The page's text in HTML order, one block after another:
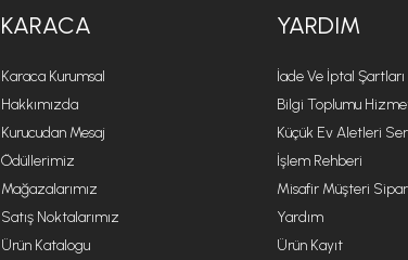
KARACA
Karaca Kurumsal
Hakkımızda
Kurucudan Mesaj
Ödüllerimiz
Mağazalarımız
Satış Noktalarımız
Ürün Katalogu
YARDIM
İade Ve İptal Şartları
Bilgi Toplumu
Küçük Ev Aletleri
İşlem Rehberi
Misafir Müşteri
Yardım
Ürün Kayıt